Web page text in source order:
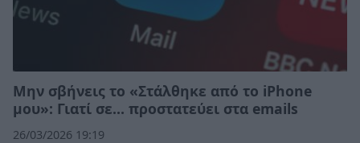
Μην σβήνεις το «Στάλθηκε από το iPhone
μου»: Γιατί σε… προστατεύει στα emails
26/03/2026 19:19